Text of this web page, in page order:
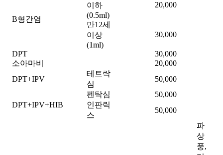
B형간염
이하
(0.5ml)
20,000
만12세
이상
(1ml)
30,000
DPT
30,000
소아마비
20,000
DPT+IPV
테트락
심
50,000
DPT+IPV+HIB
펜탁심
50,000
인판릭
스
50,000
파
상
풍,